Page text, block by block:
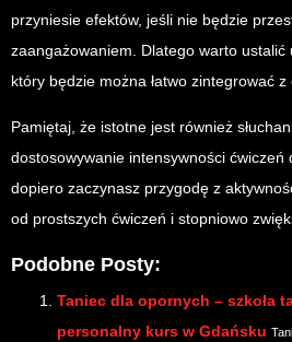
przyniesie efektów, jeśli nie będzie
zaangażowaniem. Dlatego warto ustalić
który będzie można łatwo zintegrować
Pamiętaj, że istotne jest również
dostosowywanie intensywności ćwiczeń
dopiero zaczynasz przygodę z
od prostszych ćwiczeń i stopniowo
Podobne Posty:
Taniec dla opornych – szkoła
personalny kurs w Gdańsku